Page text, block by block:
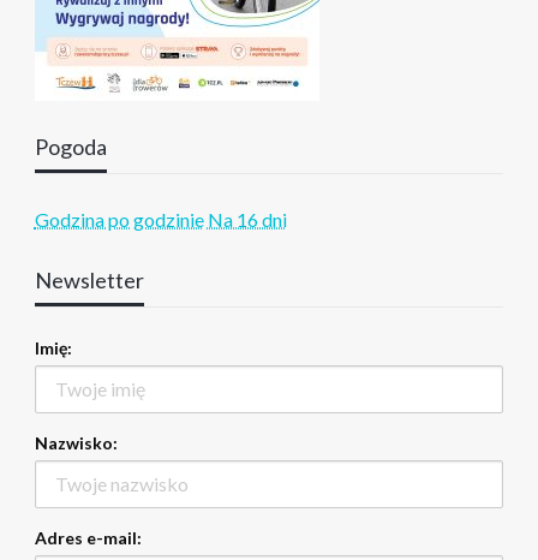
Pogoda
Godzina po godzinie Na 16 dni
Newsletter
Imię:
Nazwisko:
Adres e-mail: